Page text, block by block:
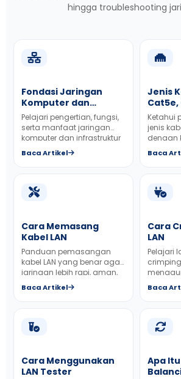
hingga troubleshooting
Fondasi Jaringan
Komputer dan
Infrastruktur Fisik
Internet
Pelajari pengertian, fungsi,
serta manfaat jaringan
komputer dan infrastruktur
dalam dunia modern.
Baca Artikel
Jenis
Cat5e,
Ketahui
jenis
dengan
Baca
Cara Memasang
Kabel LAN
Panduan pemasangan
kabel LAN yang benar agar
jaringan lebih rapi, aman,
dan optimal.
Baca Artikel
Cara
LAN
Pelajari
crimping
RJ45
Baca
Cara Menggunakan
LAN Tester
Apa